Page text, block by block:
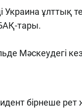
Украина ұлттық
тары.
Мәскеудегі
бірнеше рет